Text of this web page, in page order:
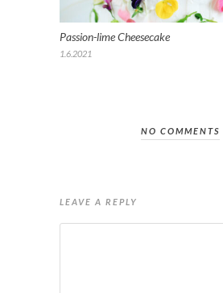
Passion-lime Cheesecake
1.6.2021
NO COMMENTS
LEAVE A REPLY